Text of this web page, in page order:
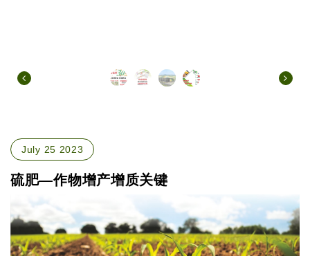
July 25 2023
硫肥—作物增产增质关键